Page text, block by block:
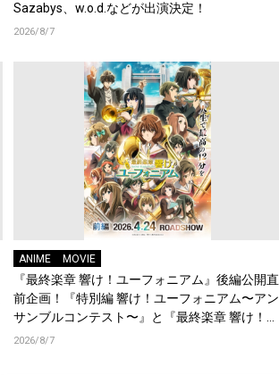
Sazabys、w.o.d.などが出演決定！
2026/8/7
ANIME MOVIE
『最終楽章 響け！ユーフォニアム』後編公開直
前企画！『特別編 響け！ユーフォニアム〜アン
サンブルコンテスト〜』と『最終楽章 響け！ユ
ーフォニアム』前編の一挙上映が決定！
2026/8/7